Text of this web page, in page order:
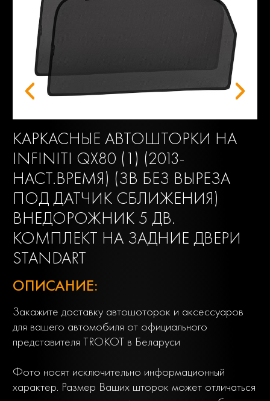
КАРКАСНЫЕ АВТОШТОРКИ НА
INFINITI QX80 (1) (2013-
НАСТ.ВРЕМЯ) (ЗВ БЕЗ ВЫРЕЗА
ПОД ДАТЧИК СБЛИЖЕНИЯ)
ВНЕДОРОЖНИК 5 ДВ.
КОМПЛЕКТ НА ЗАДНИЕ ДВЕРИ
STANDART
ОПИСАНИЕ:
Закажите доставку автошоторок и аксессуаров
для вашего автомобиля от официального
представителя TROKOT в Беларуси
Фото носят исключительно информационный
характер. Размер Ваших шторок может отличаться